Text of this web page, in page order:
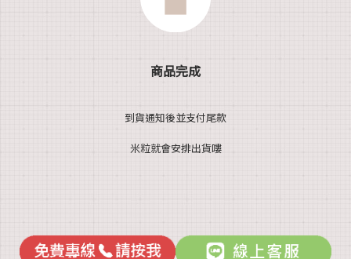
商品完成
到貨通知後並支付尾款
米粒就會安排出貨嘍